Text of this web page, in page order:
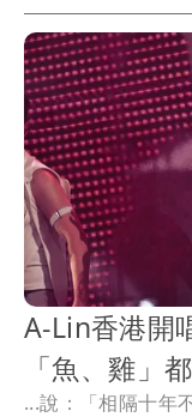
A-Lin香港開
「魚、雞」
...說：「相隔十年